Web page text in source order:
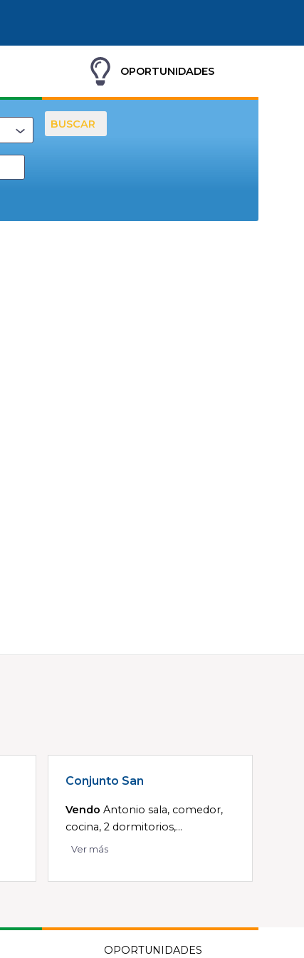
OPORTUNIDADES
BUSCAR
Conjunto San
Vendo Antonio sala, comedor,
cocina, 2 dormitorios,...
Ver más
OPORTUNIDADES